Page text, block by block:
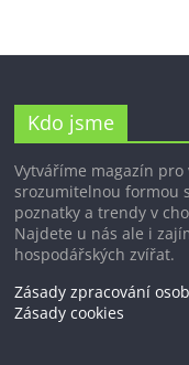
Kdo jsme
Vytváříme magazín
srozumitelnou formou
poznatky a trendy v
Najdete u nás ale i
hospodářských zvířat.
Zásady zpracování
Zásady cookies